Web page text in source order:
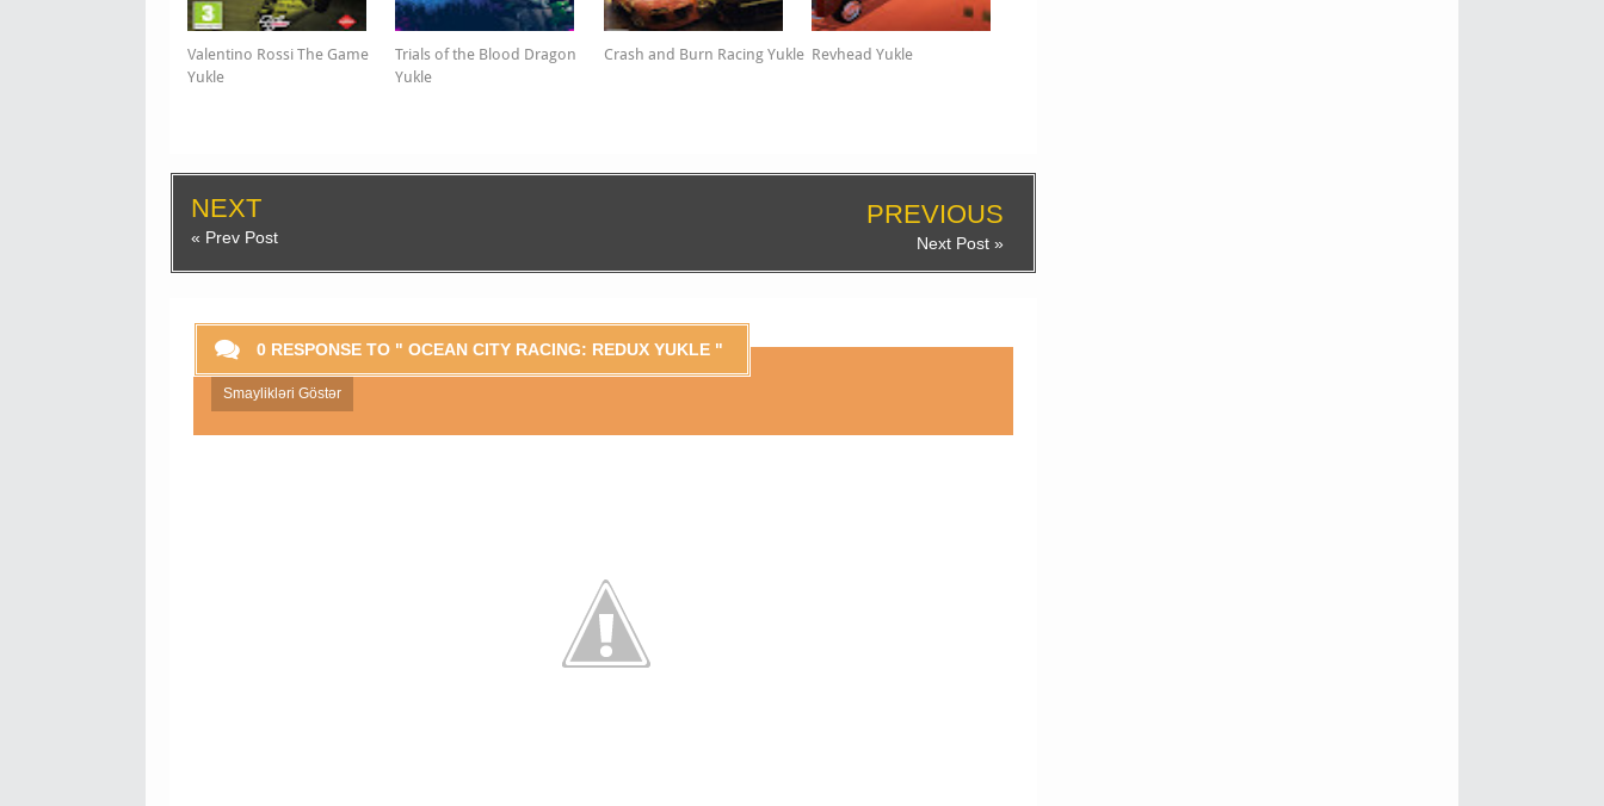
Valentino Rossi The Game
Yukle
Trials of the Blood Dragon
Yukle
Crash and Burn Racing Yukle Revhead Yukle
NEXT
« Prev Post
PREVIOUS
Next Post »
0 RESPONSE TO " OCEAN CITY RACING: REDUX YUKLE "
Smaylikləri Göstər